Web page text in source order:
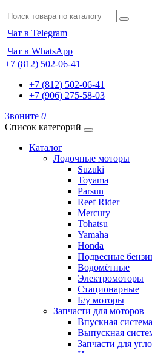
Чат в Telegram
Чат в WhatsApp
+7 (812) 502-06-41
+7 (812) 502-06-41
+7 (906) 275-58-03
Звоните 0
Список категорий
Каталог
Лодочные моторы
Suzuki
Toyama
Parsun
Reef Rider
Mercury
Tohatsu
Yamaha
Honda
Подвесные
Водомётные
Электромоторы
Стационарные
Б/у моторы
Запчасти для моторов
Впускная система
Выпускная
Запчасти для